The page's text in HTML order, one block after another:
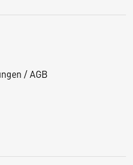
/ AGB